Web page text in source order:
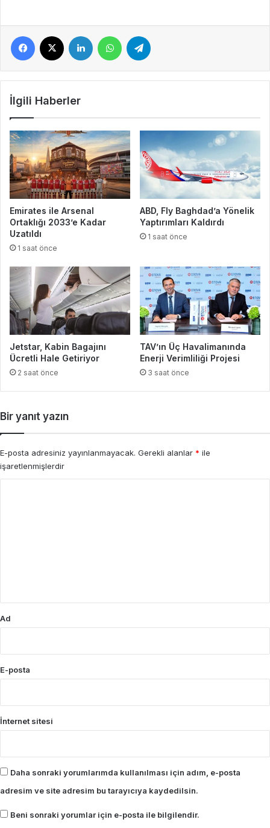
Facebook LinkedIn WhatsApp
İlgili Haberler
Emirates ile Arsenal
Ortaklığı 2033’e Kadar
Uzatıldı
1 saat önce
ABD, Fly Baghdad’a Yönelik
Yaptırımları Kaldırdı
1 saat önce
Jetstar, Kabin Bagajını
Ücretli Hale Getiriyor
2 saat önce
TAV’ın Üç Havalimanında
Enerji Verimliliği Projesi
3 saat önce
Bir yanıt yazın
E-posta adresiniz yayınlanmayacak. Gerekli alanlar * ile
işaretlenmişlerdir
Ad
E-posta
İnternet sitesi
Daha sonraki yorumlarımda kullanılması için adım, e-posta
adresim ve site adresim bu tarayıcıya kaydedilsin.
Beni sonraki yorumlar için e-posta ile bilgilendir.